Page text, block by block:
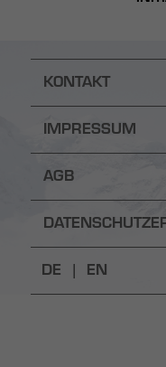
KONTAKT
IMPRESSUM
AGB
DE | EN